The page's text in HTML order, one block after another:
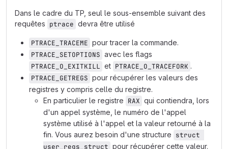
Dans le cadre du TP, seul le sous-ensemble suivant des
requêtes ptrace devra être utilisé
PTRACE_TRACEME pour tracer la commande.
PTRACE_SETOPTIONS avec les flags
PTRACE_O_EXITKILL et PTRACE_O_TRACEFORK .
PTRACE_GETREGS pour récupérer les valeurs des
registres y compris celle du registre.
En particulier le registre RAX qui contiendra, lors
d'un appel système, le numéro de l'appel
système utilisé à l'appel et la valeur retourné à la
fin. Vous aurez besoin d'une structure struct
user_regs_struct pour récupérer cette valeur.